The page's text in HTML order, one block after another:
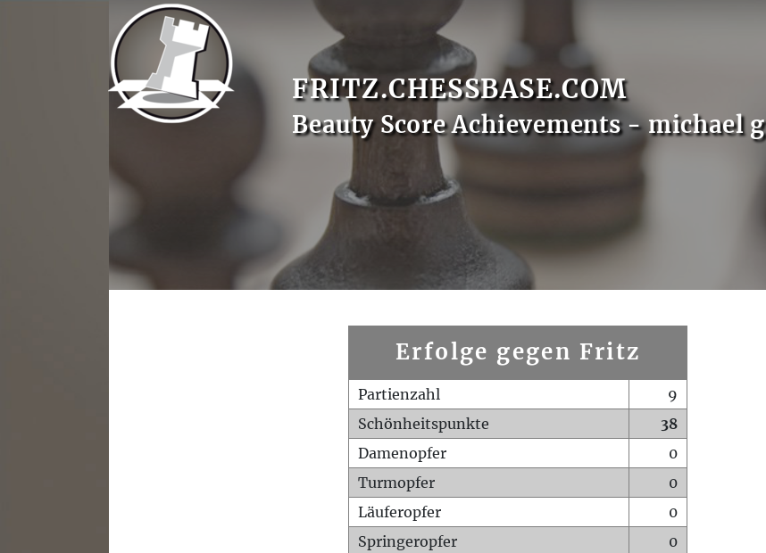
FRITZ.CHESSBASE.COM
Beauty Score Achievements - michael g
Erfolge gegen Fritz
Partienzahl
9
Schönheitspunkte
38
Damenopfer
0
Turmopfer
0
Läuferopfer
0
Springeropfer
0